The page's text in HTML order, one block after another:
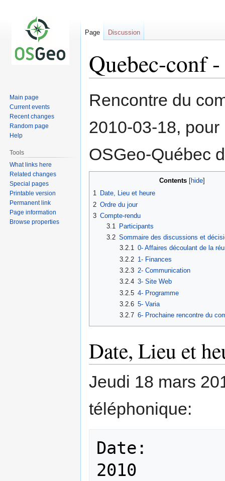
Quebec-conf
to
to
Rencontre du
2010-03-18,
OSGeo-Québec
Contents
1 Date, Lieu et heure
2 Ordre du jour
3 Compte-rendu
3.1
Participants
3.2 Sommaire des discussions et
3.2.1 0- Affaires découlant de la
3.2.2 1- Finances
3.2.3 2- Communication
3.2.4 3- Site Web
3.2.5 4- Programme
3.2.6 5- Varia
3.2.7 6- Prochaine rencontre du
Date, Lieu et
Jeudi 18 mars
téléphonique:
Date:
2010
Page Discussion
Main page
Current events
Recent changes
Random page
Help
Tools
What links here
Related changes
Special pages
Printable version
Permanent link
Page information
Browse properties